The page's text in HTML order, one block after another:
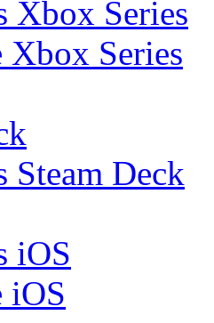
Xbox Series
Xbox Series
Steam Deck
iOS
iOS